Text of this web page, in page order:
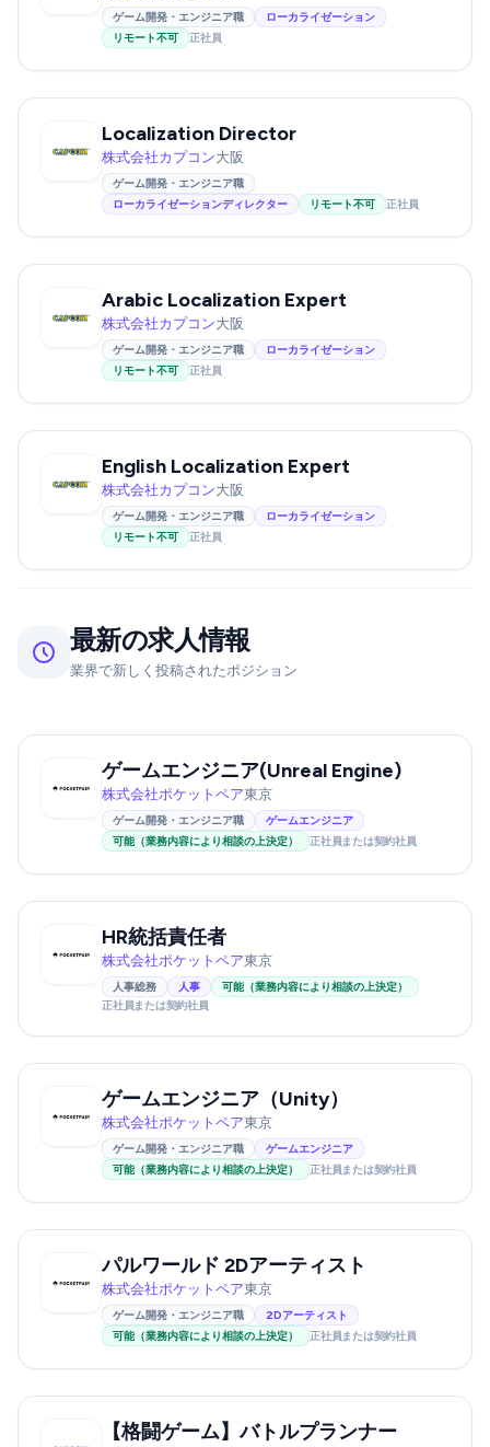
ゲーム開発・エンジニア職
ローカライゼーション
リモート不可
正社員
Localization Director
株式会社カプコン大阪
ゲーム開発・エンジニア職
ローカライゼーションディレクター
リモート不可 正社員
Arabic Localization Expert
株式会社カプコン大阪
ゲーム開発・エンジニア職
ローカライゼーション
リモート不可
正社員
English Localization Expert
株式会社カプコン大阪
ゲーム開発・エンジニア職
ローカライゼーション
リモート不可
正社員
最新の求人情報
業界で新しく投稿されたポジション
ゲームエンジニア(Unreal Engine)
株式会社ポケットペア東京
ゲーム開発・エンジニア職
ゲームエンジニア
可能（業務内容により相談の上決定）
正社員または契約社員
HR統括責任者
株式会社ポケットペア東京
人事総務 人事
可能（業務内容により相談の上決定）
正社員または契約社員
ゲームエンジニア（Unity）
株式会社ポケットペア東京
ゲーム開発・エンジニア職
ゲームエンジニア
可能（業務内容により相談の上決定）
正社員または契約社員
パルワールド 2Dアーティスト
株式会社ポケットペア東京
ゲーム開発・エンジニア職
2Dアーティスト
可能（業務内容により相談の上決定）
正社員または契約社員
【格闘ゲーム】バトルプランナー